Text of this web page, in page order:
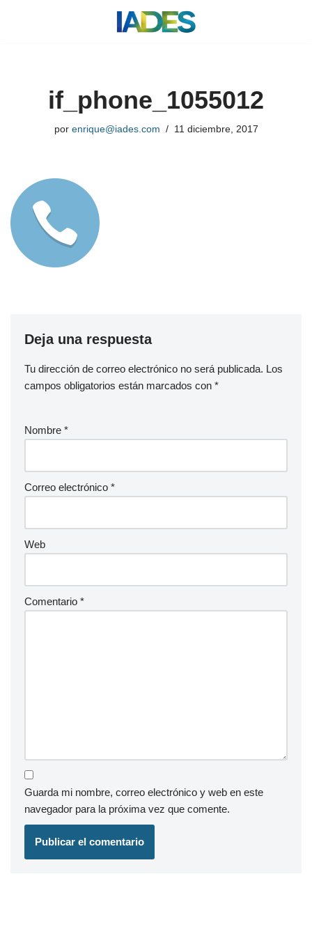
if_phone_1055012
por enrique@iades.com 11 diciembre, 2017
Deja una respuesta
Tu dirección de correo electrónico no será publicada. Los
campos obligatorios están marcados con *
Nombre *
Correo electrónico *
Web
Comentario *
Guarda mi nombre, correo electrónico y web en este
navegador para la próxima vez que comente.